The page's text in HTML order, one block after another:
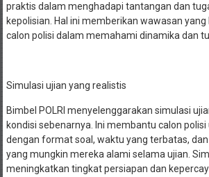
praktis dalam menghadapi tantangan dan
kepolisian. Hal ini memberikan wawasan
calon polisi dalam memahami dinamika dan
Simulasi ujian yang realistis
Bimbel POLRI menyelenggarakan simulasi
kondisi sebenarnya. Ini membantu calon
dengan format soal, waktu yang terbatas,
yang mungkin mereka alami selama ujian.
meningkatkan tingkat persiapan dan